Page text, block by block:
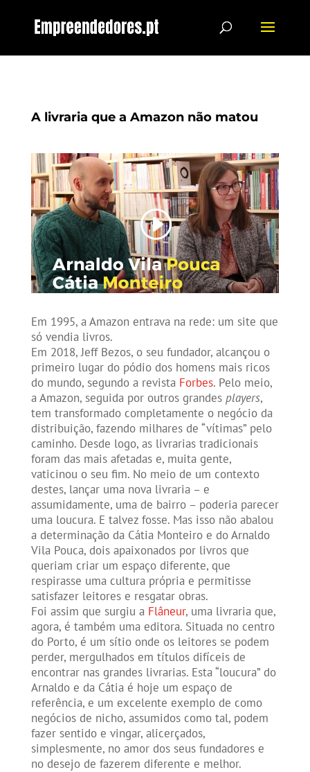
A livraria que a Amazon não matou
Em 1995, a Amazon entrava na rede: um site que
só vendia livros.
Em 2018, Jeff Bezos, o seu fundador, alcançou o
primeiro lugar do pódio dos homens mais ricos
do mundo, segundo a revista Forbes. Pelo meio,
a Amazon, seguida por outros grandes players,
tem transformado completamente o negócio da
distribuição, fazendo milhares de “vítimas” pelo
caminho. Desde logo, as livrarias tradicionais
foram das mais afetadas e, muita gente,
vaticinou o seu fim. No meio de um contexto
destes, lançar uma nova livraria – e
assumidamente, uma de bairro – poderia parecer
uma loucura. E talvez fosse. Mas isso não abalou
a determinação da Cátia Monteiro e do Arnaldo
Vila Pouca, dois apaixonados por livros que
queriam criar um espaço diferente, que
respirasse uma cultura própria e permitisse
satisfazer leitores e resgatar obras.
Foi assim que surgiu a Flâneur, uma livraria que,
agora, é também uma editora. Situada no centro
do Porto, é um sítio onde os leitores se podem
perder, mergulhados em títulos difíceis de
encontrar nas grandes livrarias. Esta “loucura” do
Arnaldo e da Cátia é hoje um espaço de
referência, e um excelente exemplo de como
negócios de nicho, assumidos como tal, podem
fazer sentido e vingar, alicerçados,
simplesmente, no amor dos seus fundadores e
no desejo de fazerem diferente e melhor.